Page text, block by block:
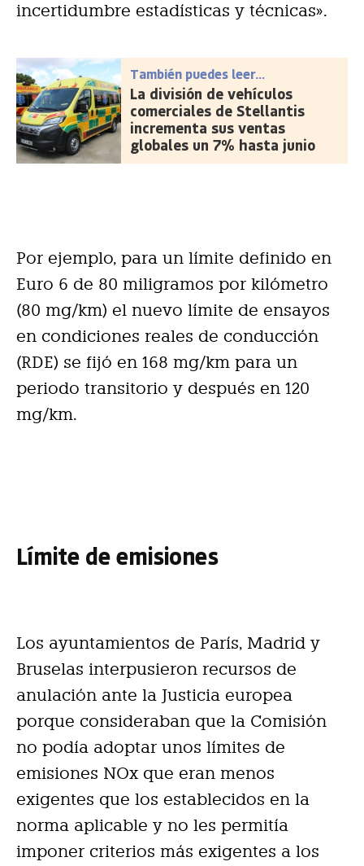
incertidumbre estadísticas y técnicas».
También puedes leer...
La división de vehículos
comerciales de Stellantis
incrementa sus ventas
globales un 7% hasta junio
Por ejemplo, para un límite definido en
Euro 6 de 80 miligramos por kilómetro
(80 mg/km) el nuevo límite de ensayos
en condiciones reales de conducción
(RDE) se fijó en 168 mg/km para un
periodo transitorio y después en 120
mg/km.
Límite de emisiones
Los ayuntamientos de París, Madrid y
Bruselas interpusieron recursos de
anulación ante la Justicia europea
porque consideraban que la Comisión
no podía adoptar unos límites de
emisiones NOx que eran menos
exigentes que los establecidos en la
norma aplicable y no les permitía
imponer criterios más exigentes a los